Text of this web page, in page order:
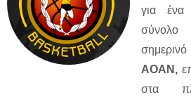
για ένα
σύνολο
ΑΟΑΝ,
στα